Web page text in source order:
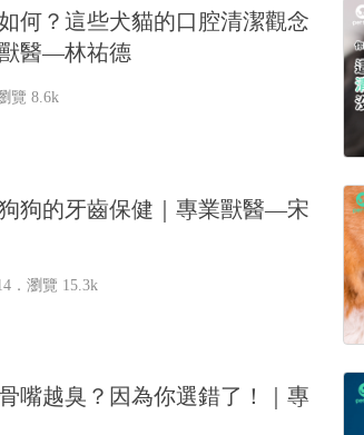
何？這些犬貓的口腔清潔觀念
醫—林祐德
覽 8.6k
狗的牙齒保健｜專業獸醫—宋
． 瀏覽 15.3k
嘴越臭？因為你選錯了！｜專